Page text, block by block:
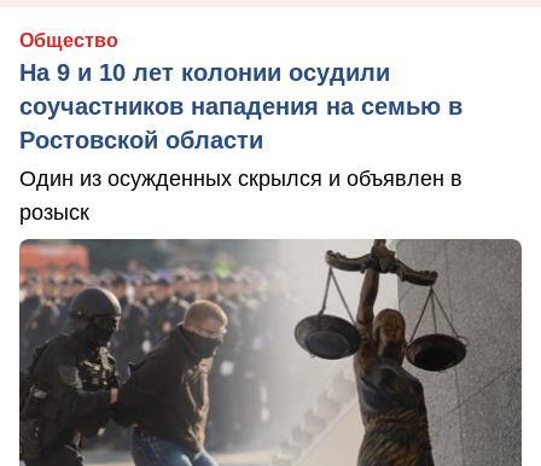
Общество
На 9 и 10 лет колонии осудили
соучастников нападения на семью в
Ростовской области
Один из осужденных скрылся и объявлен в
розыск